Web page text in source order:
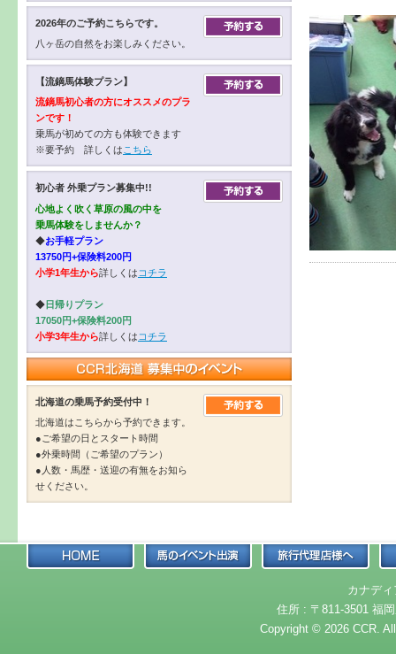
2026年のご予約こちらです。
八ヶ岳の自然をお楽しみください。
【流鏑馬体験プラン】
流鏑馬初心者の方にオススメのプラ
ンです！
乗馬が初めての方も体験できます
※要予約 詳しくは こちら
初心者 外乗プラン募集中!!
心地よく吹く草原の風の中を
乗馬体験をしませんか？
◆お手軽プラン
13750円+保険料200円
小学1年生から詳しくは コチラ
◆日帰りプラン
17050円+保険料200円
小学3年生から詳しくは コチラ
北海道の乗馬予約受付中！
北海道はこちらから予約できます。
●ご希望の日とスタート時間
●外乗時間（ご希望のプラン）
●人数・馬歴・送迎の有無をお知ら
せください。
カナデ
住所 : 〒811-3501 福
Copyright © 2026 CCR.